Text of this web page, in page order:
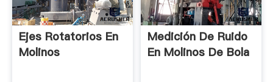
Ejes Rotatorios En
Molinos
Medición De Ruido
En Molinos De Bola